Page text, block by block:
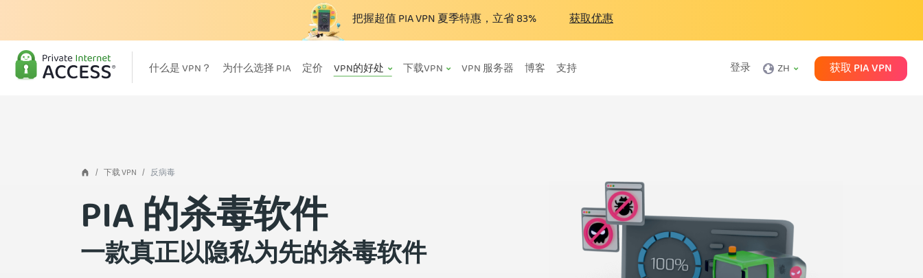
把握超值 PIA VPN 夏季特惠，立省83% 获取优惠
什么是 VPN？ 为什么选择 PIA 定价 VPN的好处 下载VPN VPN 服务器 博客 支持 登录 ZH 获取 PIA VPN
下载 VPN 反病毒
PIA 的杀毒软件
一款真正以隐私为先的杀毒软件